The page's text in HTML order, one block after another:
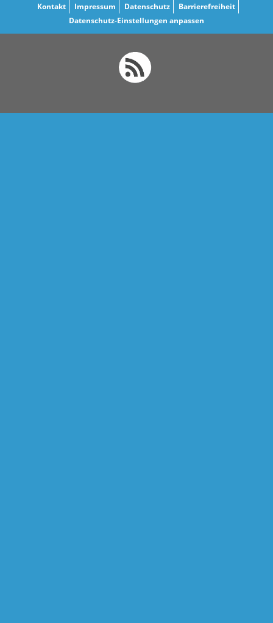
Kontakt Impressum Datenschutz
Barrierefreiheit
Datenschutz-Einstellungen anpassen